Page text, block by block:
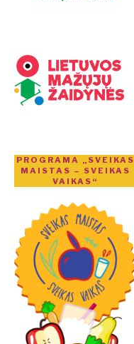
PROGRAMA „SVEIKAS
MAISTAS – SVEIKAS
VAIKAS“